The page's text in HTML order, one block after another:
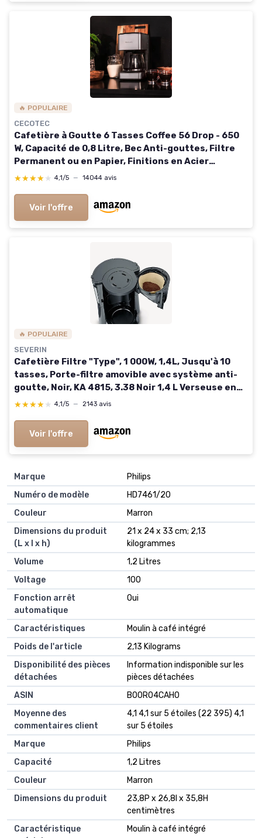
🔥 POPULAIRE
CECOTEC
Cafetière à Goutte 6 Tasses Coffee 56 Drop - 650
W, Capacité de 0,8 Litre, Bec Anti-gouttes, Filtre
Permanent ou en Papier, Finitions en Acier
Inoxydable et Intensificateur d'Arôme 6 Tazas -
★★★★★
★★★★★ 4,1/5 — 14044 avis
Voir l'offre
🔥 POPULAIRE
SEVERIN
Cafetière Filtre "Type", 1 000W, 1,4L, Jusqu'à 10
tasses, Porte-filtre amovible avec système anti-
goutte, Noir, KA 4815, 3.38 Noir 1,4 L Verseuse en
verre
★★★★★
★★★★★ 4,1/5 — 2143 avis
Voir l'offre
Marque
‎Philips
Numéro de modèle
‎HD7461/20
Couleur
‎Marron
Dimensions du produit
(L x l x h)
‎21 x 24 x 33 cm; 2,13
kilogrammes
Volume
‎1,2 Litres
Voltage
‎100
Fonction arrêt
automatique
‎Oui
Caractéristiques
‎Moulin à café intégré
Poids de l'article
‎2,13 Kilograms
Disponibilité des pièces
détachées
‎Information indisponible sur les
pièces détachées
ASIN
B00R04CAH0
Moyenne des
commentaires client
4,1 4,1 sur 5 étoiles (22 395) 4,1
sur 5 étoiles
Marque
Philips
Capacité
1,2 Litres
Couleur
Marron
Dimensions du produit
23,8P x 26,8l x 35,8H
centimètres
Caractéristique
Moulin à café intégré